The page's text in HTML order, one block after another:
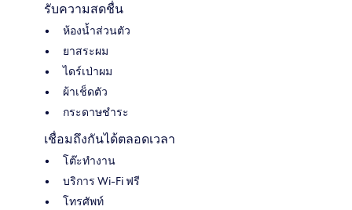
รับความสดชื่น
ห้องน้ำส่วนตัว
ยาสระผม
ไดร์เป่าผม
ผ้าเช็ดตัว
กระดาษชำระ
เชื่อมถึงกันได้ตลอดเวลา
โต๊ะทำงาน
บริการ Wi-Fi ฟรี
โทรศัพท์